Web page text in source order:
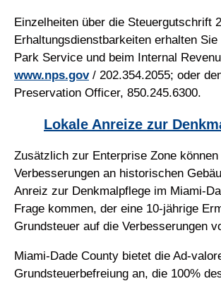
Einzelheiten über die Steuergutschrift
Erhaltungsdienstbarkeiten erhalten Sie
Park Service und beim Internal
www.nps.gov/ 202.354.2055; oder
Preservation Officer, 850.245.6300.
Lokale Anreize zur
Zusätzlich zur Enterprise Zone können
Verbesserungen an historischen
Anreiz zur Denkmalpflege im Miami-
Frage kommen, der eine 10-jährige
Grundsteuer auf die Verbesserungen
Miami-Dade County bietet die Ad-
Grundsteuerbefreiung an, die 100%